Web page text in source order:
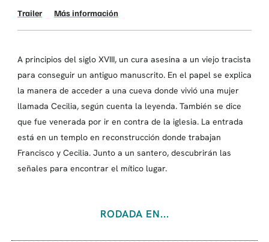
Trailer Más información
A principios del siglo XVIII, un cura asesina a un viejo tracista
para conseguir un antiguo manuscrito. En el papel se explica
la manera de acceder a una cueva donde vivió una mujer
llamada Cecilia, según cuenta la leyenda. También se dice
que fue venerada por ir en contra de la iglesia. La entrada
está en un templo en reconstrucción donde trabajan
Francisco y Cecilia. Junto a un santero, descubrirán las
señales para encontrar el mítico lugar.
RODADA EN...